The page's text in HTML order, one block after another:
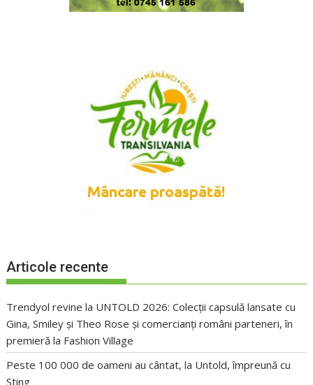
Articole recente
Trendyol revine la UNTOLD 2026: Colecții capsulă lansate cu
Gina, Smiley și Theo Rose și comercianți români parteneri, în
premieră la Fashion Village
Peste 100 000 de oameni au cântat, la Untold, împreună cu
Sting